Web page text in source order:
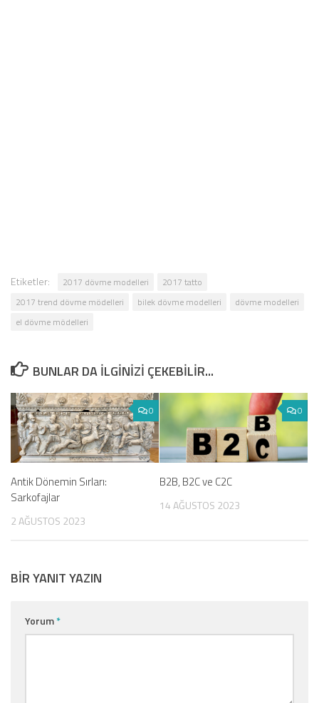
Etiketler: 2017 dövme modelleri
2017 tatto
2017 trend dövme mödelleri
bilek dövme modelleri
dövme modelleri
el dövme mödelleri
BUNLAR DA ILGINIZI ÇEKEBILIR...
0
Antik Dönemin Sırları:
Sarkofajlar
2 AĞUSTOS 2023
0
B2B, B2C ve C2C
14 AĞUSTOS 2023
BIR YANIT YAZIN
Yorum*